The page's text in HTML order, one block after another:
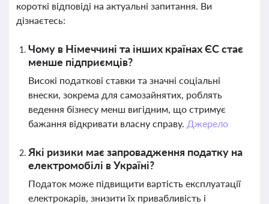
короткі відповіді на актуальні запитання. Ви
дізнаєтесь:
Чому в Німеччині та інших країнах ЄС стає
менше підприємців?
Високі податкові ставки та значні соціальні
внески, зокрема для самозайнятих, роблять
ведення бізнесу менш вигідним, що стримує
бажання відкривати власну справу. Джерело
Які ризики має запровадження податку на
електромобілі в Україні?
Податок може підвищити вартість експлуатації
електрокарів, знизити їх привабливість і